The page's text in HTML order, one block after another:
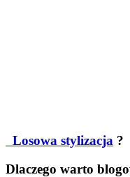
Losowa stylizacja ?
Dlaczego warto